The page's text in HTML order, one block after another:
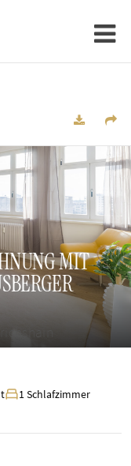
MIT
1 Schlafzimmer